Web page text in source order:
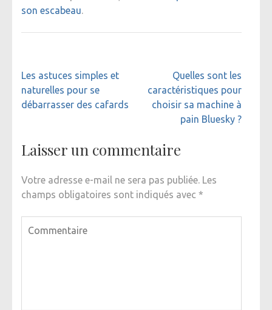
son escabeau.
Navigation
de
l’article
Les astuces simples et
naturelles pour se
débarrasser des cafards
Quelles sont les
caractéristiques pour
choisir sa machine à
pain Bluesky ?
Laisser un commentaire
Votre adresse e-mail ne sera pas publiée. Les
champs obligatoires sont indiqués avec *